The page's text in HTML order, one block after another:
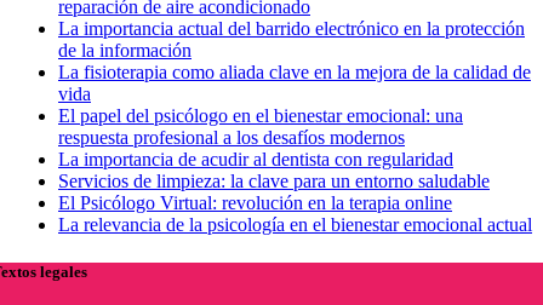
reparación de aire acondicionado
La importancia actual del barrido electrónico en la protección
de la información
La fisioterapia como aliada clave en la mejora de la calidad de
vida
El papel del psicólogo en el bienestar emocional: una
respuesta profesional a los desafíos modernos
La importancia de acudir al dentista con regularidad
Servicios de limpieza: la clave para un entorno saludable
El Psicólogo Virtual: revolución en la terapia online
La relevancia de la psicología en el bienestar emocional actual
legales